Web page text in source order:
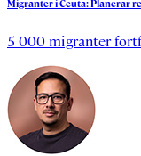
MigranteriCeuta:Planerar
5 000 migranter